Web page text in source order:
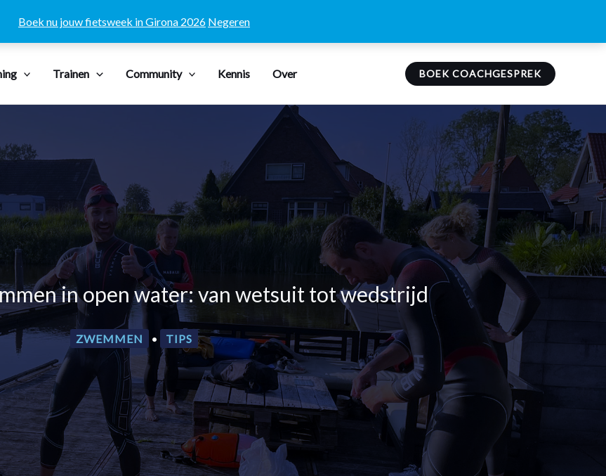
Boek nu jouw fietsweek in Girona 2026 Negeren
Trainen Community Kennis Over BOEK COACHGESPREK
in open water: van wetsuit tot wedstrijd
ZWEMMEN • TIPS